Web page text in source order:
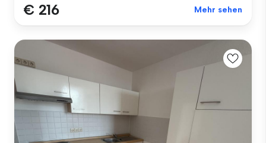
€ 216 Mehr sehen